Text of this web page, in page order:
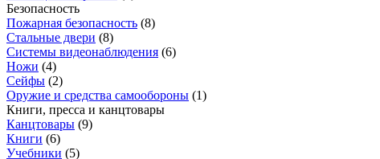
Безопасность
Пожарная безопасность (8)
Стальные двери (8)
Системы видеонаблюдения (6)
Ножи (4)
Сейфы (2)
Оружие и средства самообороны (1)
Книги, пресса и канцтовары
Канцтовары (9)
Книги (6)
Учебники (5)